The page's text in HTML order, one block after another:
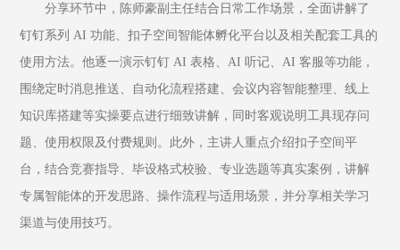
分享环节中，陈师豪副主任结合日常工作场景，全面讲解了
钉钉系列 AI 功能、扣子空间智能体孵化平台以及相关配套工具的
使用方法。他逐一演示钉钉 AI 表格、AI 听记、AI 客服等功能，
围绕定时消息推送、自动化流程搭建、会议内容智能整理、线上
知识库搭建等实操要点进行细致讲解，同时客观说明工具现存问
题、使用权限及付费规则。此外，主讲人重点介绍扣子空间平
台，结合竞赛指导、毕设格式校验、专业选题等真实案例，讲解
专属智能体的开发思路、操作流程与适用场景，并分享相关学习
渠道与使用技巧。